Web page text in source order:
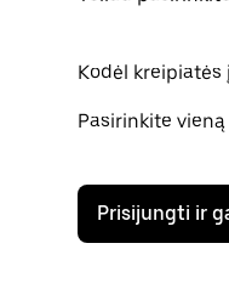
Kodėl kreipiatės
Pasirinkite
Prisijungti ir